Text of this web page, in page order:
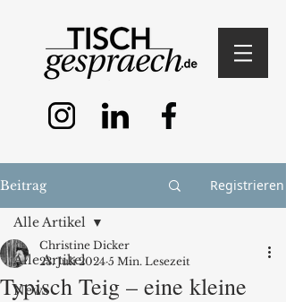
Beitrag Registrieren
Alle Artikel
News
Alle Artikel
Typisch Teig – eine kleine
Christine Dicker
23. Juli 2024 5 Min. Lesezeit